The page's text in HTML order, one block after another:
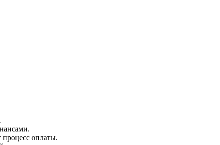
процесс оплаты.